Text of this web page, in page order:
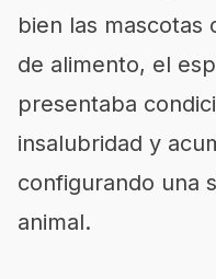
bien las mascotas
de alimento, el
presentaba
insalubridad y
configurando una
animal.